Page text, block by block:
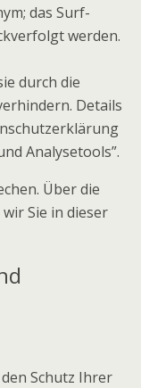
das Surf-
werden.
durch die
Details
Analysetools”.
Über die
Sie in dieser
Schutz Ihrer